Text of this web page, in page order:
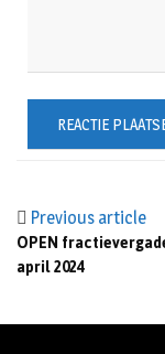
Previous article
OPEN
april 2024